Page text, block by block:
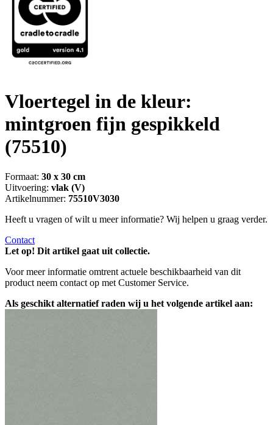
Vloertegel in de kleur:
mintgroen fijn gespikkeld
(75510)
Formaat: 30 x 30 cm
Uitvoering: vlak (V)
Artikelnummer: 75510V3030
Heeft u vragen of wilt u meer informatie? Wij helpen u graag verder.
Contact
Let op! Dit artikel gaat uit collectie.
Voor meer informatie omtrent actuele beschikbaarheid van dit
product neem contact op met Customer Service.
Als geschikt alternatief raden wij u het volgende artikel aan: